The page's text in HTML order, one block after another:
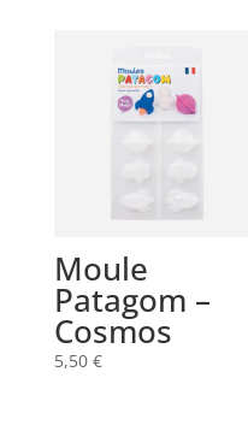
Moule
Patagom –
Cosmos
5,50 €